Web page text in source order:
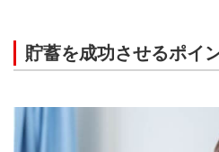
貯蓄を成功させるポイ